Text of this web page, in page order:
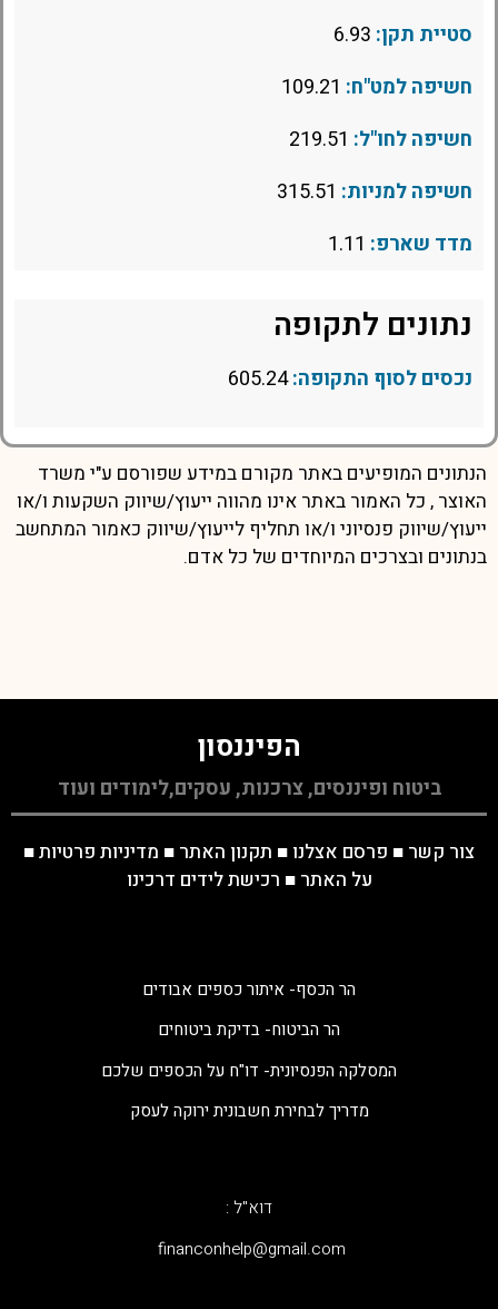
סטיית תקן:
חשיפה למט"ח:
חשיפה לחו"ל:
חשיפה למניות:
מדד שארפ:
נתונים לתקופה
נכסים לסוף התקופה:605.24
הנתונים המופיעים באתר מקורם במידע שפורסם ע"י משרד
האוצר , כל האמור באתר אינו מהווה ייעוץ/שיווק השקעות ו/או
ייעוץ/שיווק פנסיוני ו/או תחליף לייעוץ/שיווק כאמור המתחשב
בנתונים ובצרכים המיוחדים של כל אדם.
הפיננסון
ביטוח ופיננסים, צרכנות, עסקים,לימודים ועוד
צור קשר ■ פרסם אצלנו ■ תקנון האתר ■ מדיניות פרטיות■
על האתר ■ רכישת לידים דרכינו
הר הכסף- איתור כספים אבודים
הר הביטוח- בדיקת ביטוחים
המסלקה הפנסיונית- דו"ח על הכספים שלכם
מדריך לבחירת חשבונית ירוקה לעסק
דוא"ל :
‫financonhelp@gmail.com‬